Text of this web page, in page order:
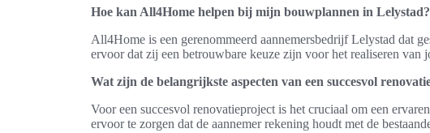
Hoe kan All4Home helpen bij mijn bouwplannen in Lelystad?
All4Home is een gerenommeerd aannemersbedrijf Lelystad dat
ervoor dat zij een betrouwbare keuze zijn voor het realiseren
Wat zijn de belangrijkste aspecten van een succesvol
Voor een succesvol renovatieproject is het cruciaal om een
ervoor te zorgen dat de aannemer rekening houdt met de